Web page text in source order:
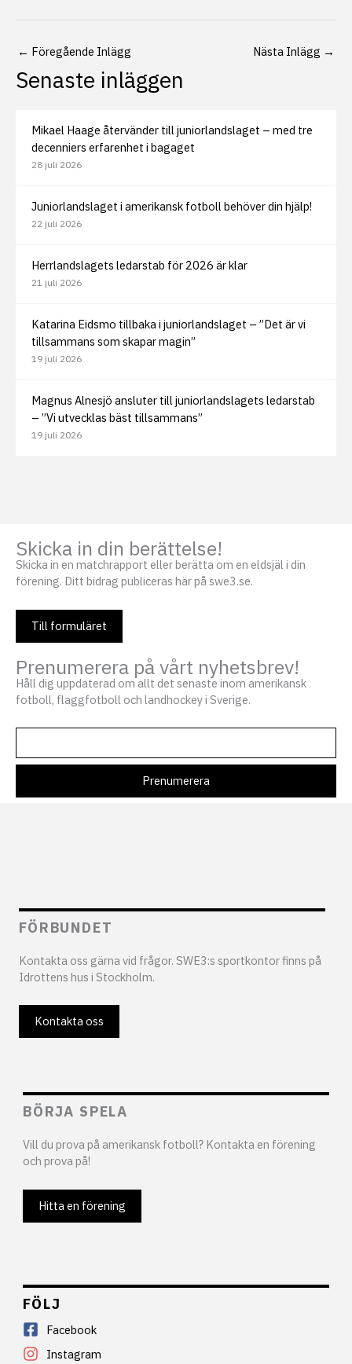
← Föregående Inlägg Nästa Inlägg →
Senaste inläggen
Mikael Haage återvänder till juniorlandslaget – med tre
decenniers erfarenhet i bagaget
28 juli 2026
Juniorlandslaget i amerikansk fotboll behöver din hjälp!
22 juli 2026
Herrlandslagets ledarstab för 2026 är klar
21 juli 2026
Katarina Eidsmo tillbaka i juniorlandslaget – ”Det är vi
tillsammans som skapar magin”
19 juli 2026
Magnus Alnesjö ansluter till juniorlandslagets ledarstab
– ”Vi utvecklas bäst tillsammans”
19 juli 2026
Skicka in din berättelse!
Skicka in en matchrapport eller berätta om en eldsjäl i din
förening. Ditt bidrag publiceras här på swe3.se.
Till formuläret
Prenumerera på vårt nyhetsbrev!
Håll dig uppdaterad om allt det senaste inom amerikansk
fotboll, flaggfotboll och landhockey i Sverige.
FÖRBUNDET
Kontakta oss gärna vid frågor. SWE3:s sportkontor finns på
Idrottens hus i Stockholm.
Kontakta oss
BÖRJA SPELA
Vill du prova på amerikansk fotboll? Kontakta en förening
och prova på!
Hitta en förening
FÖLJ
Facebook
Instagram